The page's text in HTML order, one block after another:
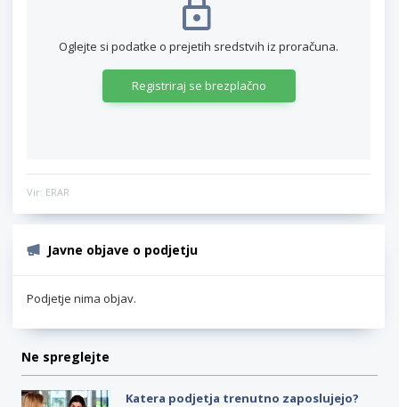
Oglejte si podatke o prejetih sredstvih iz proračuna.
Registriraj se brezplačno
Vir: ERAR
Javne objave o podjetju
Podjetje nima objav.
Ne spreglejte
Katera podjetja trenutno zaposlujejo?